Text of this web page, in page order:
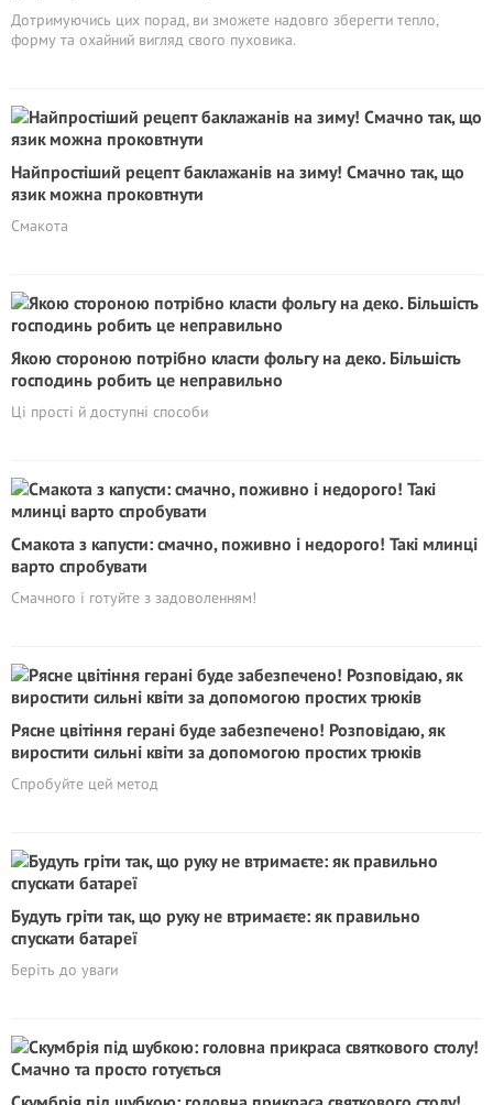
Дотримуючись цих порад, ви зможете надовго зберегти тепло,
форму та охайний вигляд свого пуховика.
Найпростіший рецепт баклажанів на зиму! Смачно так, що
язик можна проковтнути
Смакота
Якою стороною потрібно класти фольгу на деко. Більшість
господинь робить це неправильно
Ці прості й доступні способи
Смакота з капусти: смачно, поживно і недорого! Такі млинці
варто спробувати
Смачного і готуйте з задоволенням!
Рясне цвітіння герані буде забезпечено! Розповідаю, як
виростити сильні квіти за допомогою простих трюків
Спробуйте цей метод
Будуть гріти так, що руку не втримаєте: як правильно
спускати батареї
Беріть до уваги